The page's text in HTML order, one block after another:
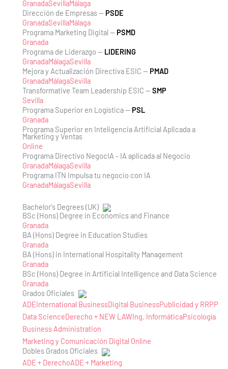
GranadaSevillaMálaga
Dirección de Empresas — PSDE
GranadaSevillaMálaga
Programa Marketing Digital — PSMD
Granada
Programa de Liderazgo — LIDERING
GranadaMálagaSevilla
Mejora y Actualización Directiva ESIC — PMAD
GranadaMálagaSevilla
Transformative Team Leadership ESIC —SMP
Sevilla
Programa Superior en Logística — PSL
Granada
Programa Superior en Inteligencia Artificial Aplicada a
Marketing y Ventas
Online
Programa Directivo NegocIA - IA aplicada al Negocio
GranadaMálagaSevilla
Programa ITN Impulsa tu negocio con IA
GranadaMálagaSevilla
Bachelor's Degrees (UK)
BSc (Hons) Degree in Economics and Finance
Granada
BA (Hons) Degree in Education Studies
Granada
BA (Hons) in International Hospitality Management
Granada
BSc (Hons) Degree in Artificial Intelligence and Data Science
Granada
Grados Oficiales
ADEInternational BusinessDigital BusinessPublicidad y RRPP
Data ScienceDerecho + NEW LAWIng. InformáticaPsicología
Business Administration
Marketing y Comunicación Digital Online
Dobles Grados Oficiales
ADE + DerechoADE + Marketing